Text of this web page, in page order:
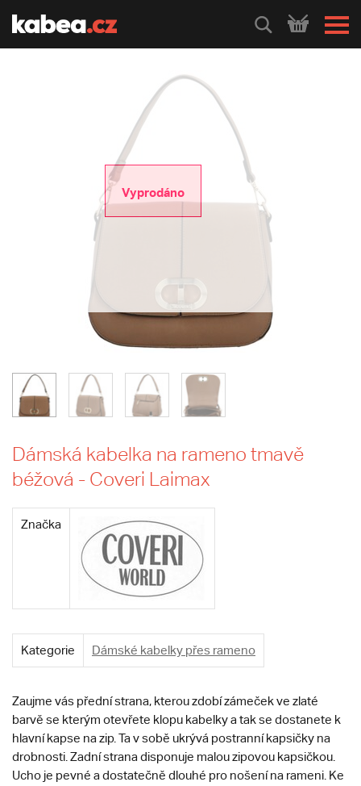
HLEDEJ
Vyprodáno
Dámská kabelka na rameno tmavě
béžová - Coveri Laimax
Značka
Kategorie Dámské kabelky přes rameno
Zaujme vás přední strana, kterou zdobí zámeček ve zlaté
barvě se kterým otevřete klopu kabelky a tak se dostanete k
hlavní kapse na zip. Ta v sobě ukrývá postranní kapsičky na
drobnosti. Zadní strana disponuje malou zipovou kapsičkou.
Ucho je pevné a dostatečně dlouhé pro nošení na rameni. Ke